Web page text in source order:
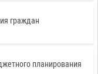
граждан
планирования